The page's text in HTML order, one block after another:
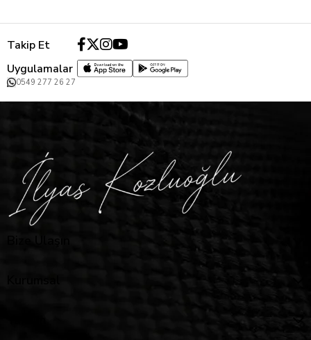
Takip Et
Uygulamalar
0549 277 26 27